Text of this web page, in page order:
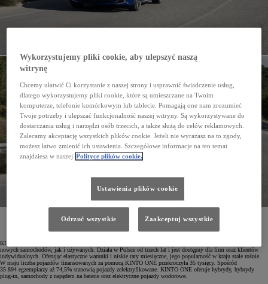
Już 35 894 samochody są finansowane programami KINTO ONE, z czego 74,5% posiada napęd
zelektryfikowany. Najczęściej wybieraną marką w tej formie zarządzania jest Toyota,
a najpopularniejszym modelem – hybrydowa Corolla w wersjach Hatchback i TS Kombi.
KINTO ONE to program finansowy umożliwiający leasing operacyjny i wynajem długoterminowy zarówno
nowych samochodów, jak i używanych. Działa w Polsce od trzech lat i jest dostępny dla firm oraz klientów
indywidualnych. Oferując elastyczne warunki i niskie raty miesięczne, jego popularność w kraju stale rośnie.
W maju liczba pojazdów finansowanych za pomocą KINTO ONE przekroczyła 35 tysięcy. Spośród
35 894 egzemplarzy aż 74,5% stanowią pojazdy zelektryfikowane. KINTO ONE oferuje hybrydy, hybrydy
plug-in, samochody z napędem na baterie oraz elektryczne pojazdy wodorowe.
Wykorzystujemy pliki cookie, aby ulepszyć naszą
witrynę
Chcemy ułatwić Ci korzystanie z naszej strony i usprawnić świadczenie usług,
dlatego wykorzystujemy pliki cookie, które są umieszczane na Twoim
komputerze, telefonie komórkowym lub tablecie. Pomagają one nam zrozumieć
Twoje potrzeby i ulepszać funkcjonalność naszej witryny. Są wykorzystywane do
dostarczania usług i narzędzi osób trzecich, a także służą do celów reklamowych.
Zalecamy akceptację wszystkich plików cookie. Jeżeli nie wyrażasz na to zgody,
możesz łatwo zmienić ich ustawienia. Szczegółowe informacje na ten temat
znajdziesz w naszej Polityce plików cookie.
Ustawienia plików cookie
Odrzuć wszystkie Zaakceptuj wszystkie